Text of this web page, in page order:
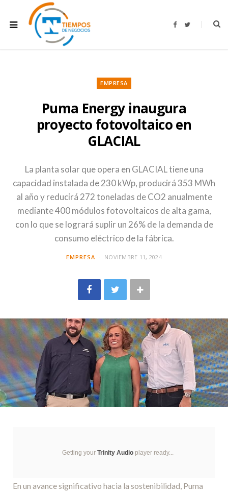
F
b
T
t
EMPRESA
Puma Energy inaugura
proyecto fotovoltaico en
GLACIAL
La planta solar que opera en GLACIAL tiene una
capacidad instalada de 230 kWp, producirá 353 MWh
al año y reducirá 272 toneladas de CO2 anualmente
mediante 400 módulos fotovoltaicos de alta gama,
con lo que se logrará suplir un 26% de la demanda de
consumo eléctrico de la fábrica.
EMPRESA NOVIEMBRE 11, 2024
Getting your Trinity Audio player ready...
En un avance significativo hacia la sostenibilidad, Puma